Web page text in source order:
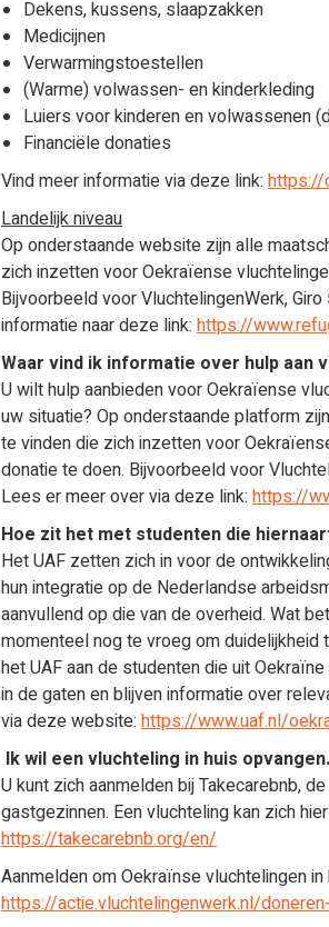
Dekens, kussens, slaapzakken
Medicijnen
Verwarmingstoestellen
(Warme) volwassen- en kinderkleding
Luiers voor kinderen en volwassenen
Financiële donaties
Vind meer informatie via deze link: https://
Landelijk niveau
Op onderstaande website zijn alle
zich inzetten voor Oekraïense
Bijvoorbeeld voor VluchtelingenWerk,
informatie naar deze link: https://
Waar vind ik informatie over hulp aan
U wilt hulp aanbieden voor Oekraïense
uw situatie? Op onderstaande platform
te vinden die zich inzetten voor
donatie te doen. Bijvoorbeeld voor
Lees er meer over via deze link: https://
Hoe zit het met studenten die
Het UAF zetten zich in voor de
hun integratie op de Nederlandse
aanvullend op die van de overheid. Wat
momenteel nog te vroeg om
het UAF aan de studenten die uit
in de gaten en blijven informatie over
via deze website: https://www.uaf.nl/
Ik wil een vluchteling in huis
U kunt zich aanmelden bij Takecarebnb,
gastgezinnen. Een vluchteling kan zich
https://takecarebnb.org/en/
Aanmelden om Oekraïnse vluchtelingen
https://actie.vluchtelingenwerk.nl/